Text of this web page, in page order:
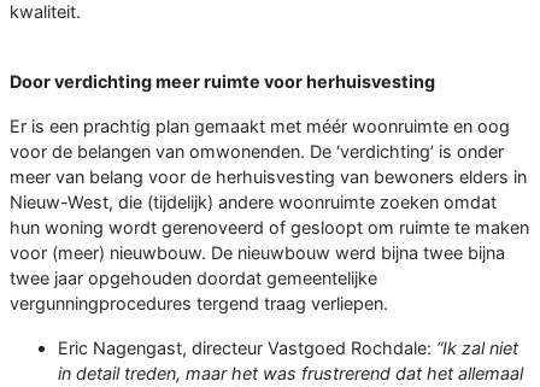
kwaliteit.
Door verdichting meer ruimte voor herhuisvesting
Er is een prachtig plan gemaakt met méér woonruimte en oog
voor de belangen van omwonenden. De ‘verdichting’ is onder
meer van belang voor de herhuisvesting van bewoners elders in
Nieuw-West, die (tijdelijk) andere woonruimte zoeken omdat
hun woning wordt gerenoveerd of gesloopt om ruimte te maken
voor (meer) nieuwbouw. De nieuwbouw werd bijna twee bijna
twee jaar opgehouden doordat gemeentelijke
vergunningprocedures tergend traag verliepen.
Eric Nagengast, directeur Vastgoed Rochdale: “Ik zal niet
in detail treden, maar het was frustrerend dat het allemaal